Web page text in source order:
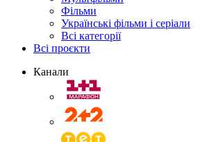
Фільми
Українські фільми і серіали
Всі категорії
Всі проєкти
Канали